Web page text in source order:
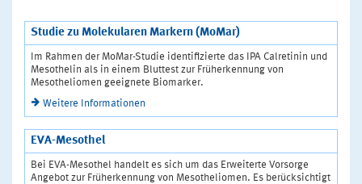
Studie zu Molekularen Markern (MoMar)
Im Rahmen der MoMar-Studie identifizierte das IPA Calretinin und
Mesothelin als in einem Bluttest zur Früherkennung von
Mesotheliomen geeignete Biomarker.
Weitere Informationen
EVA-Mesothel
Bei EVA-Mesothel handelt es sich um das Erweiterte Vorsorge
Angebot zur Früherkennung von Mesotheliomen. Es berücksichtigt